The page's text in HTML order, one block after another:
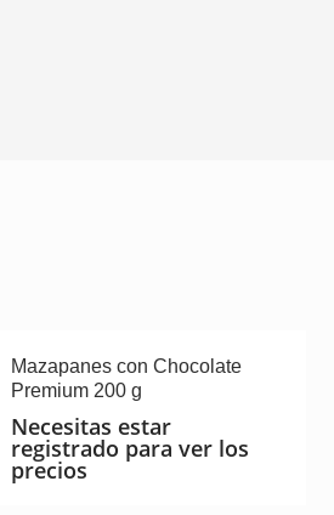
Mazapanes con Chocolate
Premium 200 g
Necesitas estar
registrado para ver los
precios